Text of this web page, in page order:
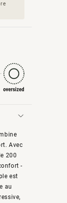
Avec
200
-
est
au